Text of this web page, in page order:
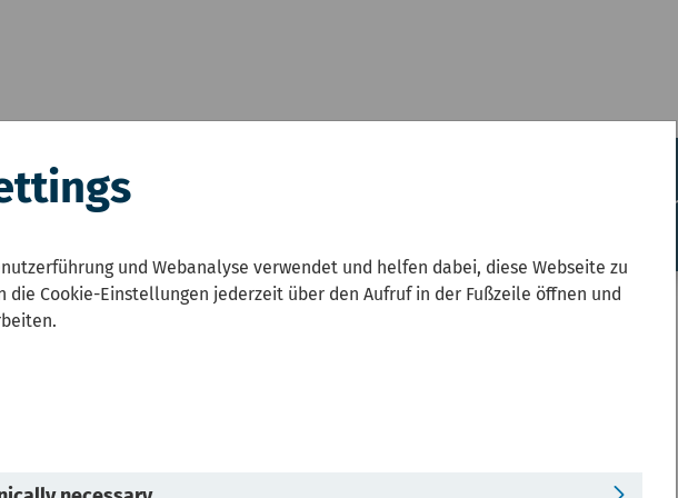
NRW
und Webanalyse verwendet und helfen dabei, diese Webseite zu
die Cookie-Einstellungen jederzeit über den Aufruf in der Fußzeile öffnen und